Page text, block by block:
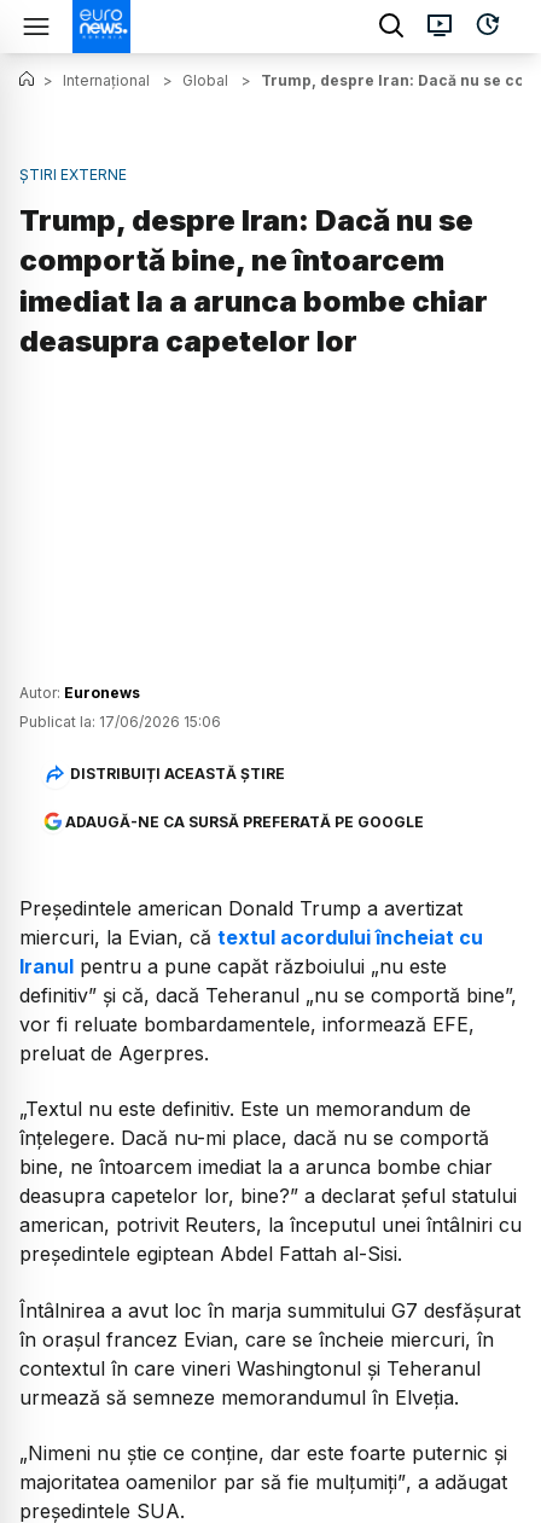
> Internațional > Global > Trump, despre Iran: Dacă nu se
ȘTIRI EXTERNE
Trump, despre Iran: Dacă nu se
comportă bine, ne întoarcem
imediat la a arunca bombe chiar
deasupra capetelor lor
Autor: Euronews
Publicat la: 17/06/2026 15:06
DISTRIBUIȚI ACEASTĂ ȘTIRE
ADAUGĂ-NE CA SURSĂ PREFERATĂ PE GOOGLE
Președintele american Donald Trump a avertizat
miercuri, la Evian, că textul acordului încheiat cu
Iranul pentru a pune capăt războiului „nu este
definitiv” și că, dacă Teheranul „nu se comportă bine”,
vor fi reluate bombardamentele, informează EFE,
preluat de Agerpres.
„Textul nu este definitiv. Este un memorandum de
înțelegere. Dacă nu-mi place, dacă nu se comportă
bine, ne întoarcem imediat la a arunca bombe chiar
deasupra capetelor lor, bine?” a declarat șeful statului
american, potrivit Reuters, la începutul unei întâlniri cu
președintele egiptean Abdel Fattah al-Sisi.
Întâlnirea a avut loc în marja summitului G7 desfășurat
în orașul francez Evian, care se încheie miercuri, în
contextul în care vineri Washingtonul și Teheranul
urmează să semneze memorandumul în Elveția.
„Nimeni nu știe ce conține, dar este foarte puternic și
majoritatea oamenilor par să fie mulțumiți”, a adăugat
președintele SUA.